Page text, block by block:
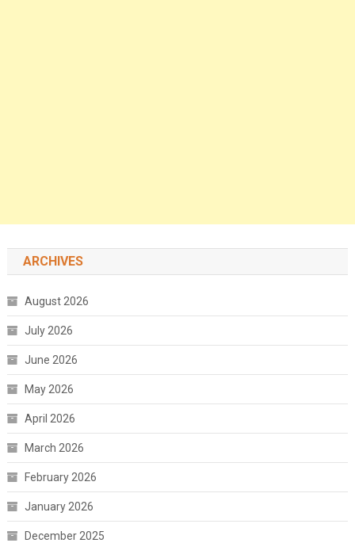
ARCHIVES
August 2026
July 2026
June 2026
May 2026
April 2026
March 2026
February 2026
January 2026
December 2025